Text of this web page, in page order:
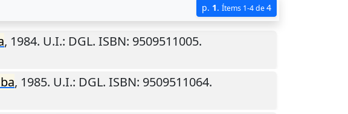
p. 1. Ítems 1-4 de4
, 1984. U.I.: DGL. ISBN: 9509511005.
, 1985. U.I.: DGL. ISBN: 9509511064.